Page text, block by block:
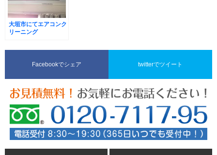
大垣市にてエアコンク
リーニング
Facebookでシェア twitterでツイート